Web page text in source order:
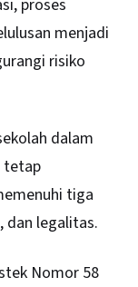
proses
menjadi
risiko
dalam
tetap
tiga
dan legalitas.
Nomor 58